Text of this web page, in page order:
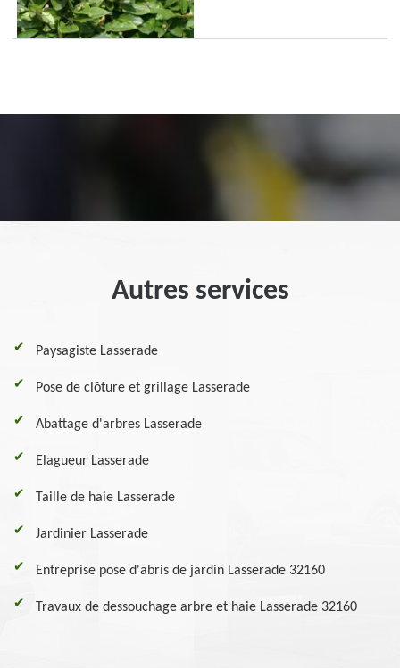
Autres services
Paysagiste Lasserade
Pose de clôture et grillage Lasserade
Abattage d'arbres Lasserade
Elagueur Lasserade
Taille de haie Lasserade
Jardinier Lasserade
Entreprise pose d'abris de jardin Lasserade 32160
Travaux de dessouchage arbre et haie Lasserade 32160